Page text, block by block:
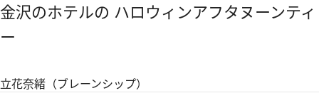
金沢のホテルの ハロウィンアフタヌーンティ
ー
立花奈緒（ブレーンシップ）